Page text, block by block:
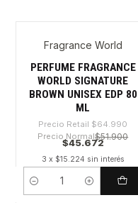
-29%
Fragrance World
PERFUME FRAGRANCE
WORLD SIGNATURE
BROWN UNISEX EDP 80
ML
Precio Retail $64.990
Precio Normal$51.900
$45.672
3 x $15.224 sin interés
Cantidad